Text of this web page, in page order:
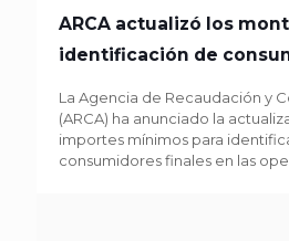
ARCA actualizó los
identificación de
La Agencia de Recaudación y
(ARCA) ha anunciado la
importes mínimos para
consumidores finales en las